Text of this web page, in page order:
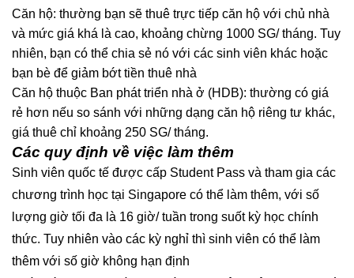
Căn hộ: thường bạn sẽ thuê trực tiếp căn hộ với chủ nhà
và mức giá khá là cao, khoảng chừng 1000 SG/ tháng. Tuy
nhiên, bạn có thể chia sẻ nó với các sinh viên khác hoặc
bạn bè để giảm bớt tiền thuê nhà
Căn hộ thuộc Ban phát triển nhà ở (HDB): thường có giá
rẻ hơn nếu so sánh với những dạng căn hộ riêng tư khác,
giá thuê chỉ khoảng 250 SG/ tháng.
Các quy định về việc làm thêm
Sinh viên quốc tế được cấp Student Pass và tham gia các
chương trình học tại Singapore có thể làm thêm, với số
lượng giờ tối đa là 16 giờ/ tuần trong suốt kỳ học chính
thức. Tuy nhiên vào các kỳ nghỉ thì sinh viên có thể làm
thêm với số giờ không hạn định